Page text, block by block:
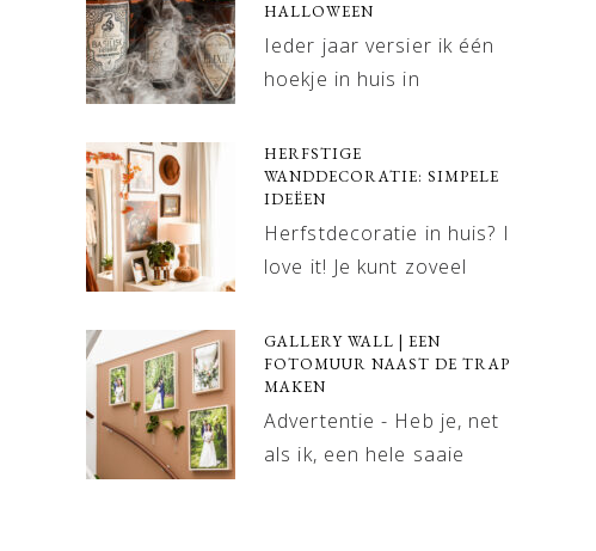
HALLOWEEN
Ieder jaar versier ik één
hoekje in huis in
HERFSTIGE
WANDDECORATIE: SIMPELE
IDEËEN
Herfstdecoratie in huis? I
love it! Je kunt zoveel
GALLERY WALL | EEN
FOTOMUUR NAAST DE TRAP
MAKEN
Advertentie - Heb je, net
als ik, een hele saaie